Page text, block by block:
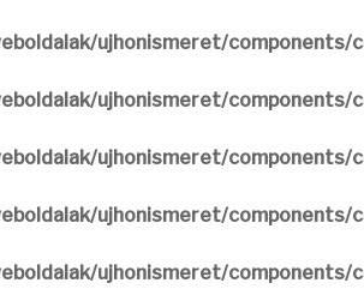
ujhonismeret/components/
ujhonismeret/components/
ujhonismeret/components/
ujhonismeret/components/
ujhonismeret/components/